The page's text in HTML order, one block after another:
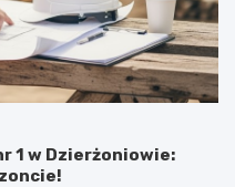
1 w Dzierżoniowie: